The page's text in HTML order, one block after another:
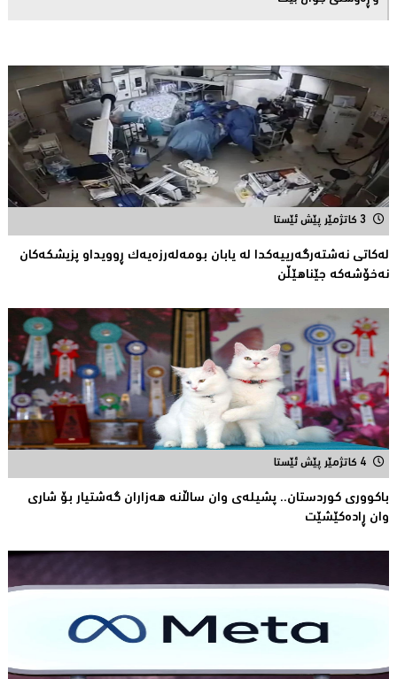
3 کاتژمێر پێش ئێستا
لەکاتى نەشتەرگەرییەکدا لە یابان بومەلەرزەیەک ڕوویداو پزیشکەکان
نەخۆشەکە جێناهێڵن
4 کاتژمێر پێش ئێستا
باكووری كوردستان.. پشیلەی وان ساڵانە هەزاران گەشتیار بۆ شاری
وان ڕادەكێشێت